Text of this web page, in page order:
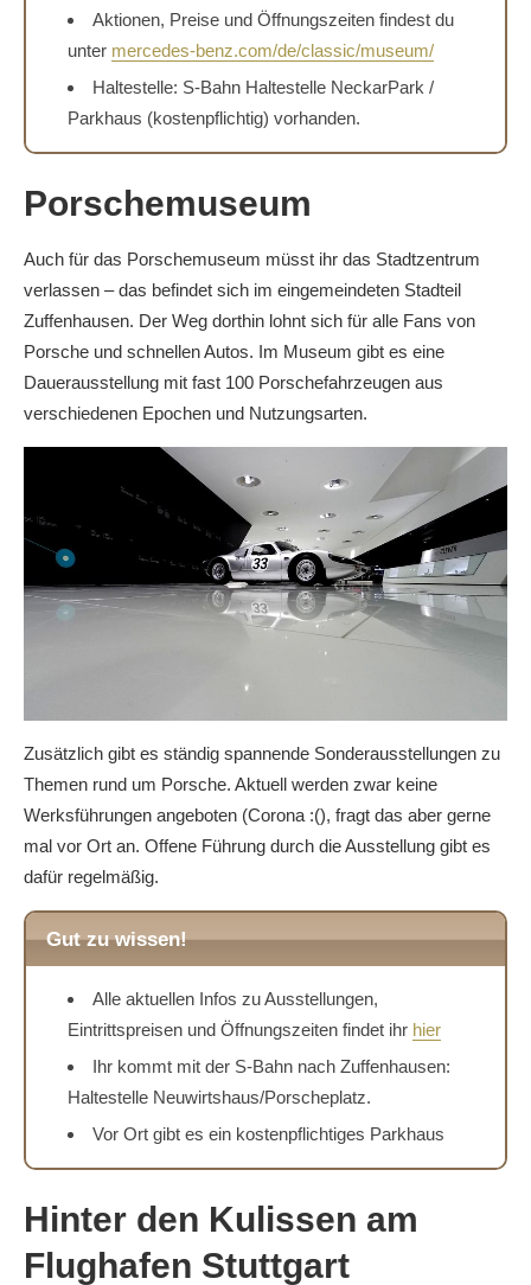
Aktionen, Preise und Öffnungszeiten findest du
unter mercedes-benz.com/de/classic/museum/
Haltestelle: S-Bahn Haltestelle NeckarPark /
Parkhaus (kostenpflichtig) vorhanden.
Porschemuseum
Auch für das Porschemuseum müsst ihr das Stadtzentrum
verlassen – das befindet sich im eingemeindeten Stadteil
Zuffenhausen. Der Weg dorthin lohnt sich für alle Fans von
Porsche und schnellen Autos. Im Museum gibt es eine
Dauerausstellung mit fast 100 Porschefahrzeugen aus
verschiedenen Epochen und Nutzungsarten.
Zusätzlich gibt es ständig spannende Sonderausstellungen zu
Themen rund um Porsche. Aktuell werden zwar keine
Werksführungen angeboten (Corona :(), fragt das aber gerne
mal vor Ort an. Offene Führung durch die Ausstellung gibt es
dafür regelmäßig.
Gut zu wissen!
Alle aktuellen Infos zu Ausstellungen,
Eintrittspreisen und Öffnungszeiten findet ihr hier
Ihr kommt mit der S-Bahn nach Zuffenhausen:
Haltestelle Neuwirtshaus/Porscheplatz.
Vor Ort gibt es ein kostenpflichtiges Parkhaus
Hinter den Kulissen am
Flughafen Stuttgart